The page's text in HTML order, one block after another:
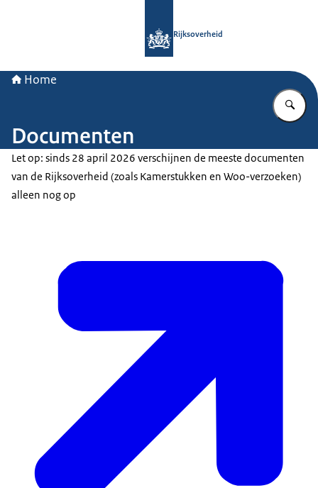
Rijksoverheid
Home
Documenten
Let op: sinds 28 april 2026 verschijnen de meeste documenten
van de Rijksoverheid (zoals Kamerstukken en Woo-verzoeken)
alleen nog op